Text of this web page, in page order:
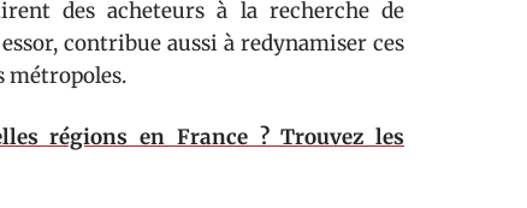
des acheteurs à la recherche de
contribue aussi à redynamiser ces
métropoles.
régions en France ? Trouvez les